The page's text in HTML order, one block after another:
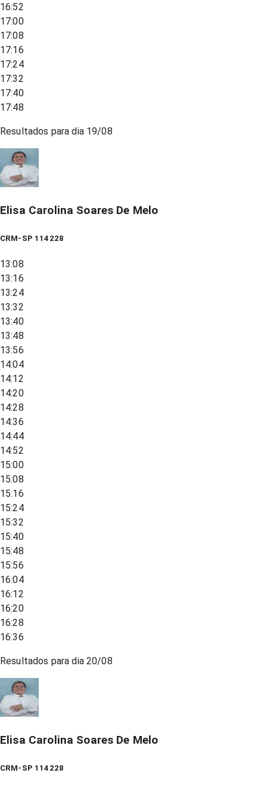
16:52
17:00
17:08
17:16
17:24
17:32
17:40
17:48
Resultados para dia 19/08
Elisa Carolina Soares De Melo
CRM-SP 114228
13:08
13:16
13:24
13:32
13:40
13:48
13:56
14:04
14:12
14:20
14:28
14:36
14:44
14:52
15:00
15:08
15:16
15:24
15:32
15:40
15:48
15:56
16:04
16:12
16:20
16:28
16:36
Resultados para dia20/08
Elisa Carolina Soares De Melo
CRM-SP 114228